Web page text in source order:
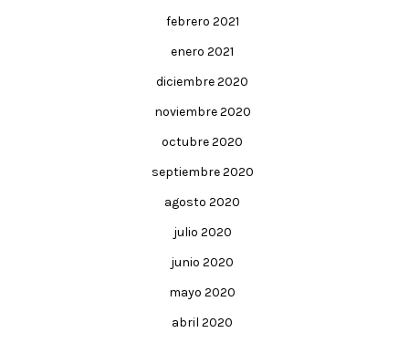
febrero 2021
enero 2021
diciembre 2020
noviembre 2020
octubre 2020
septiembre 2020
agosto 2020
julio 2020
junio 2020
mayo 2020
abril 2020